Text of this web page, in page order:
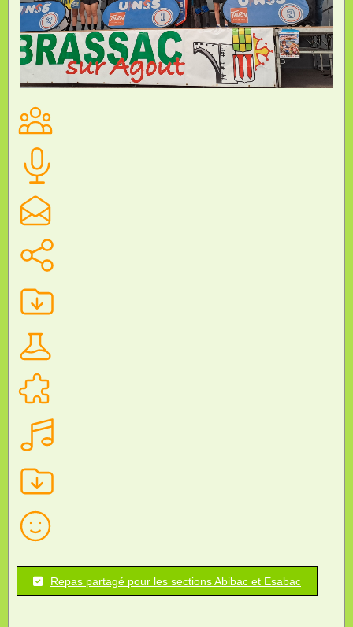
Repas partagé pour les sections Abibac et Esabac